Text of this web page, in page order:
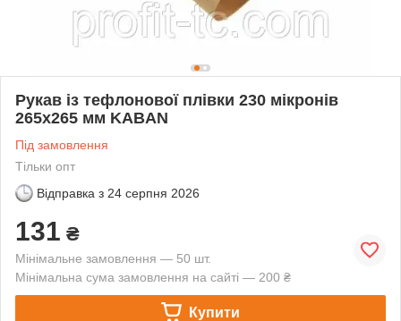
Рукав із тефлонової плівки 230 мікронів
265х265 мм KABAN
Під замовлення
Тільки опт
Відправка з 24 серпня 2026
131 ₴
Мінімальне замовлення — 50 шт.
Мінімальна сума замовлення на сайті — 200 ₴
Купити